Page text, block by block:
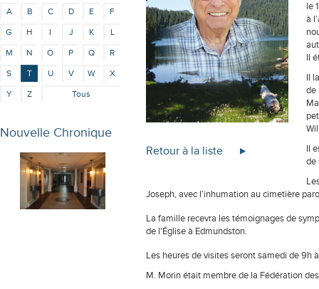
A B C D E
F
G
H I J K
L
M
N O P Q
R
S
T U V W
X
Y
Z Tous
Retour à la liste
le
à
Il
Il
de
Il
de
Joseph, avec l’inhumation au cimetière
La famille recevra les témoignages de
de l'Église à Edmundston.
Les heures de visites seront samedi de 9h
M. Morin était membre de la Fédération
Nouvelle Chronique